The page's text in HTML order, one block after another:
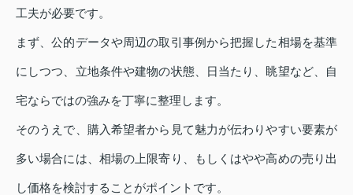
工夫が必要です。
まず、公的データや周辺の取引事例から把握した相場を基準
にしつつ、立地条件や建物の状態、日当たり、眺望など、自
宅ならではの強みを丁寧に整理します。
そのうえで、購入希望者から見て魅力が伝わりやすい要素が
多い場合には、相場の上限寄り、もしくはやや高めの売り出
し価格を検討することがポイントです。